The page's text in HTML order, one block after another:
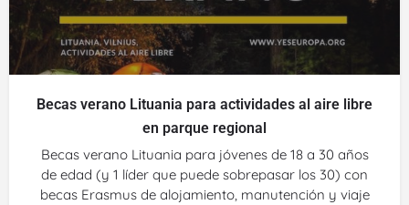
Becas verano Lituania para actividades al aire libre
en parque regional
Becas verano Lituania para jóvenes de 18 a 30 años
de edad (y 1 líder que puede sobrepasar los 30) con
becas Erasmus de alojamiento, manutención y viaje